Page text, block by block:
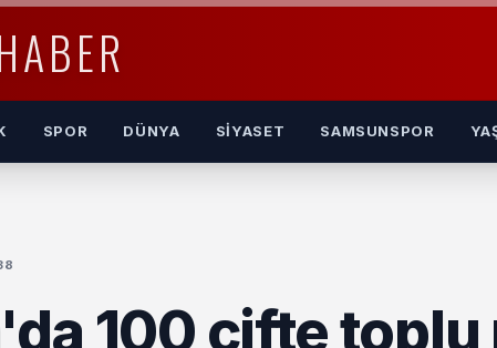
SPOR DÜNYA SIYASET SAMSUNSPOR
100 çifte toplu